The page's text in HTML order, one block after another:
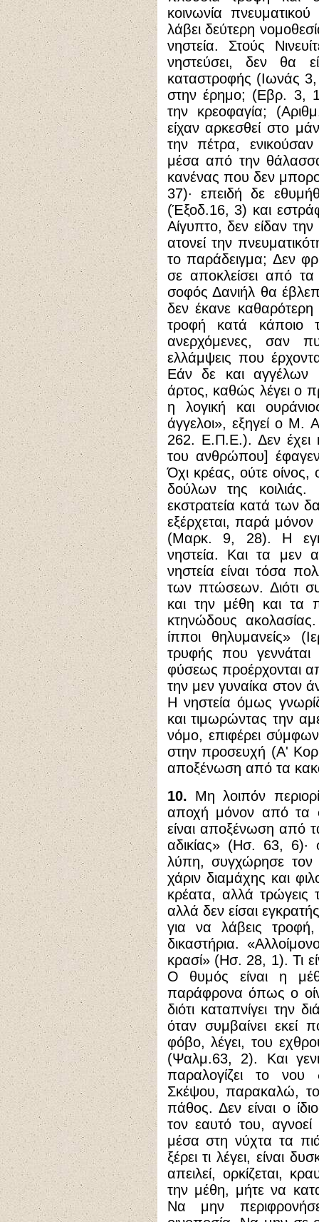
κοινωνία
λάβει δεύτερη
νηστεία. Στούς
νηστεύσει, δεν θα
καταστροφής (Ιωνάς
στην έρημο; (Εβρ. 3,
την κρεοφαγία;
είχαν αρκεσθεί στο
την πέτρα,
μέσα από την
κανένας που δεν
37)· επειδή δε
(Έξοδ.16, 3) και
Αίγυπτο, δεν είδαν
ατονεί την
το παράδειγμα; Δεν
σε αποκλείσει από
σοφός Δανιήλ θα
δεν έκανε
τροφή κατά κάποιο
ανερχόμενες, σαν
ελλάμψεις που
Εάν δε και αγγέλων
άρτος, καθώς λέγει ο
η λογική και
άγγελοι», εξηγεί ο Μ.
262. Ε.Π.Ε.). Δεν έχει
του ανθρώπου]
Όχι κρέας, ούτε οίνος,
δούλων της
εκστρατεία κατά των
εξέρχεται, παρά
(Μαρκ. 9, 28). Η
νηστεία. Και τα μεν
νηστεία είναι τόσα
των πτώσεων. Διότι
και την μέθη και τα
κτηνώδους
ίπποι θηλυμανείς»
τρυφής που
φύσεως προέρχονται
την μεν γυναίκα στον
H νηστεία όμως
και τιμωρώντας την
νόμο, επιφέρει
στην προσευχή (Α'
αποξένωση από τα
10. Μη λοιπόν
αποχή μόνον από τα
είναι αποξένωση από
αδικίας» (Ησ. 63, 6)·
λύπη, συγχώρησε τον
χάριν διαμάχης και
κρέατα, αλλά τρώγεις
αλλά δεν είσαι
για να λάβεις
δικαστήρια.
κρασί» (Ησ. 28, 1). Τι
Ο θυμός είναι η
παράφρονα όπως ο
διότι καταπνίγει την
όταν συμβαίνει εκεί
φόβο, λέγει, του
(Ψαλμ.63, 2). Και
παραλογίζει το νου
Σκέψου, παρακαλώ,
πάθος. Δεν είναι ο
τον εαυτό του,
μέσα στη νύχτα τα
ξέρει τι λέγει, είναι
απειλεί, ορκίζεται,
την μέθη, μήτε να
Να μην